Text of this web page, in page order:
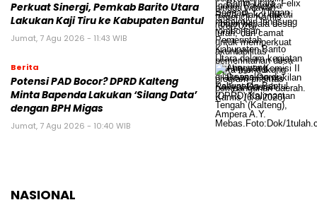
Perkuat Sinergi, Pemkab Barito Utara
Lakukan Kaji Tiru ke Kabupaten Bantul
Jumat, 7 Agu 2026 - 11:43 WIB
Berita
Potensi PAD Bocor? DPRD Kalteng
Minta Bapenda Lakukan ‘Silang Data’
dengan BPH Migas
Jumat, 7 Agu 2026 - 10:40 WIB
NASIONAL